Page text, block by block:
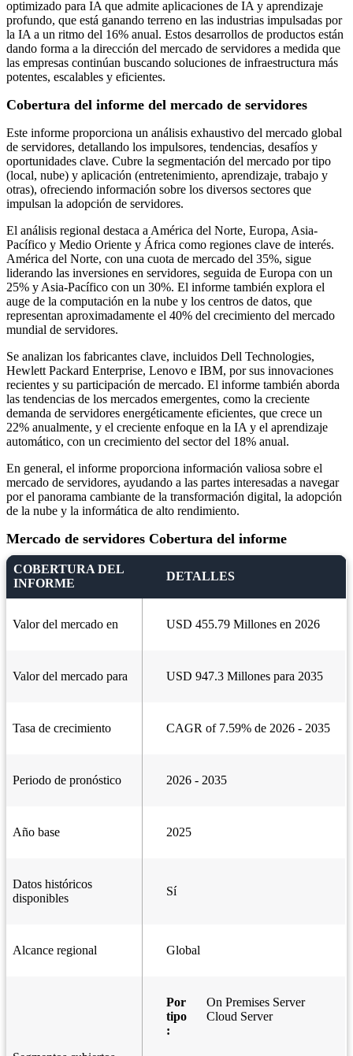
optimizado para IA que admite aplicaciones de IA y aprendizaje
profundo, que está ganando terreno en las industrias impulsadas por
la IA a un ritmo del 16% anual. Estos desarrollos de productos están
dando forma a la dirección del mercado de servidores a medida que
las empresas continúan buscando soluciones de infraestructura más
potentes, escalables y eficientes.
Cobertura del informe del mercado de servidores
Este informe proporciona un análisis exhaustivo del mercado global
de servidores, detallando los impulsores, tendencias, desafíos y
oportunidades clave. Cubre la segmentación del mercado por tipo
(local, nube) y aplicación (entretenimiento, aprendizaje, trabajo y
otras), ofreciendo información sobre los diversos sectores que
impulsan la adopción de servidores.
El análisis regional destaca a América del Norte, Europa, Asia-
Pacífico y Medio Oriente y África como regiones clave de interés.
América del Norte, con una cuota de mercado del 35%, sigue
liderando las inversiones en servidores, seguida de Europa con un
25% y Asia-Pacífico con un 30%. El informe también explora el
auge de la computación en la nube y los centros de datos, que
representan aproximadamente el 40% del crecimiento del mercado
mundial de servidores.
Se analizan los fabricantes clave, incluidos Dell Technologies,
Hewlett Packard Enterprise, Lenovo e IBM, por sus innovaciones
recientes y su participación de mercado. El informe también aborda
las tendencias de los mercados emergentes, como la creciente
demanda de servidores energéticamente eficientes, que crece un
22% anualmente, y el creciente enfoque en la IA y el aprendizaje
automático, con un crecimiento del sector del 18% anual.
En general, el informe proporciona información valiosa sobre el
mercado de servidores, ayudando a las partes interesadas a navegar
por el panorama cambiante de la transformación digital, la adopción
de la nube y la informática de alto rendimiento.
Mercado de servidores Cobertura del informe
COBERTURA DEL
INFORME
DETALLES
Valor del mercado en USD 455.79 Millones en 2026
Valor del mercado para USD 947.3 Millones para 2035
Tasa de crecimiento CAGR of 7.59% de 2026 - 2035
Periodo de pronóstico 2026 - 2035
Año base 2025
Datos históricos
disponibles
Sí
Alcance regional Global
Por
tipo
:
On Premises Server
Cloud Server